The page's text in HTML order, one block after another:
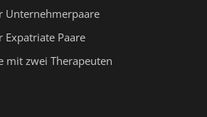
Unternehmerpaare
Expatriate Paare
mit zwei Therapeuten